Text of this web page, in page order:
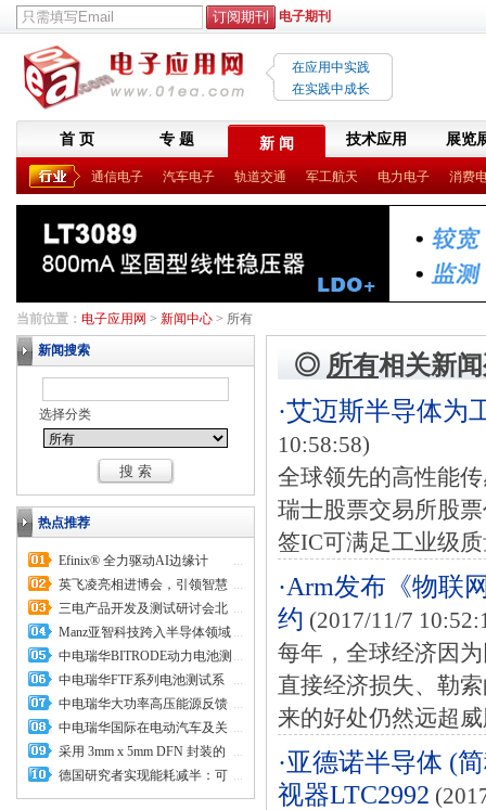
电子期刊
在应用中实践
在实践中成长
首 页 专 题 新 闻 技术应用 展览
通信电子 汽车电子 轨道交通 军工航天 电力电子 消费
当前位置： 电子应用网 > 新闻中心 > 所有
新闻搜索
选择分类
热点推荐
...
Efinix® 全力驱动AI边缘计
算，成功推出Trion™ T20 FPGA
样品, 同时将产品扩展到二十万
逻辑单元的T200 FPGA
...
英飞凌亮相进博会，引领智慧
新生活
...
三电产品开发及测试研讨会北
汽新能源专场成功举行
...
Manz亚智科技跨入半导体领域
为面板级扇出型封装提供化学湿
制程、涂布及激光应用等生产设
备解决方案
...
中电瑞华BITRODE动力电池测
试系统顺利交付北汽新能源
...
中电瑞华FTF系列电池测试系
统中标北京新能源汽车股份有限
公司
...
中电瑞华大功率高压能源反馈
式负载系统成功交付中电熊猫 ...
中电瑞华国际在电动汽车及关
键部件测评研讨会上演绎先进测
评技术
...
采用 3mm x 5mm DFN 封装的
5A、15V 双相同步升压型稳压
器 效率为 95%、提供 3MHz 开
...
德国研究者实现能耗减半：可
再生能源、电信和照明系统受益
◎ 所有相关新
·艾迈斯半导体为
10:58:58)
全球领先的高性能
瑞士股票交易所股
签IC可满足工业级
·Arm发布《物联
约 (2017/11/7
每年，全球经济因
直接经济损失、勒
来的好处仍然远超
·亚德诺半导体 (
视器LTC2992